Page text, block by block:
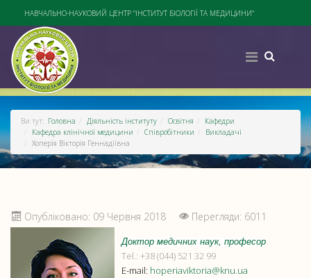
НАВЧАЛЬНО-НАУКОВИЙ ЦЕНТР "ІНСТИТУТ БІОЛОГІЇ ТА МЕДИЦИНИ"
Ви тут: Головна Діяльність інституту Освітня
Кафедри
Кафедра клінічної медицини
Співробітники
Викладачі
Хоперія Вікторія Геннадіївна
Опубліковано: 09 Червня 2018 Перегляди: 6011
Доктор медичних наук, професор
Tel.: +38 (044) 521 32 99
E-mail: hoperiaviktoria@knu.ua